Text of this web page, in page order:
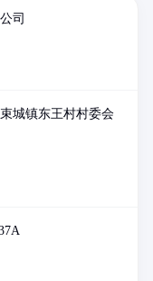
司
城镇东王村村委会